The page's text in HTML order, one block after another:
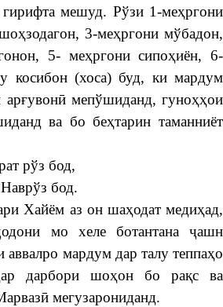
мешуд. Рўзи 1-меҳргони
3-меҳргони мўбадон,
5- меҳргони сипоҳиён, 6-
косибон (хоса) буд, ки мардум
арғувонӣ мепўшиданд, гуноҳҳои
ва бо беҳтарин таманниёт
рўз бод,
бод.
Хайём аз он шаҳодат медиҳад,
мо хеле ботантана ҷашн
аввалро мардум дар талу теппаҳо
дарбори шоҳон бо рақс ва
мегузарониданд.